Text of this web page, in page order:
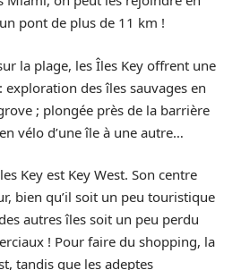
pont de plus de 11 km !
la plage, les Îles Key offrent une
exploration des îles sauvages en
; plongée près de la barrière
vélo d’une île à une autre…
Key est Key West. Son centre
bien qu’il soit un peu touristique
autres îles soit un peu perdu
! Pour faire du shopping, la
tandis que les adeptes